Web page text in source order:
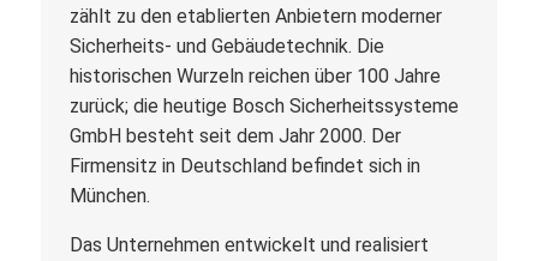
zählt zu den etablierten Anbietern moderner
Sicherheits- und Gebäudetechnik. Die
historischen Wurzeln reichen über 100 Jahre
zurück; die heutige Bosch Sicherheitssysteme
GmbH besteht seit dem Jahr 2000. Der
Firmensitz in Deutschland befindet sich in
München.
Das Unternehmen entwickelt und realisiert